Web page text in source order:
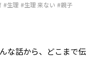
#生理 #生理 来ない #親子
な話から、どこまで伝